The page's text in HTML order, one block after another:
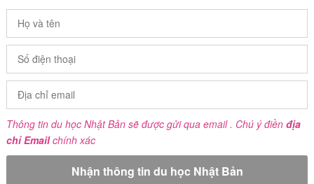
Thông tin du học Nhật Bản sẽ được gửi qua email . Chú ý điền địa
chỉ Emailchính xác